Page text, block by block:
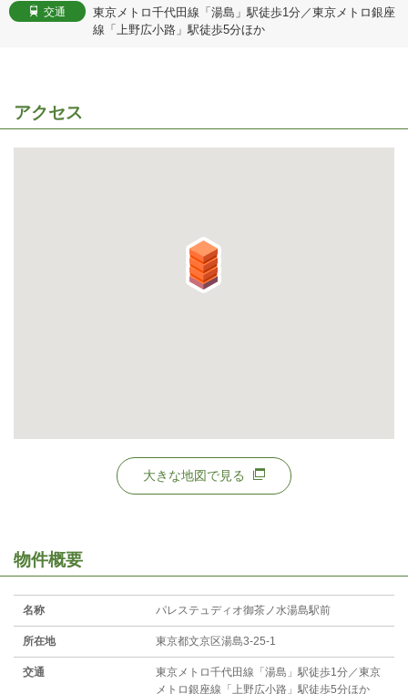
交通
東京メトロ千代田線「湯島」駅徒歩1分／東京メトロ銀座
線「上野広小路」駅徒歩5分ほか
アクセス
大きな地図で見る
物件概要
名称 パレステュディオ御茶ノ水湯島駅前
所在地 東京都文京区湯島3-25-1
交通
東京メトロ千代田線「湯島」駅徒歩1分／東京
メトロ銀座線「上野広小路」駅徒歩5分ほか